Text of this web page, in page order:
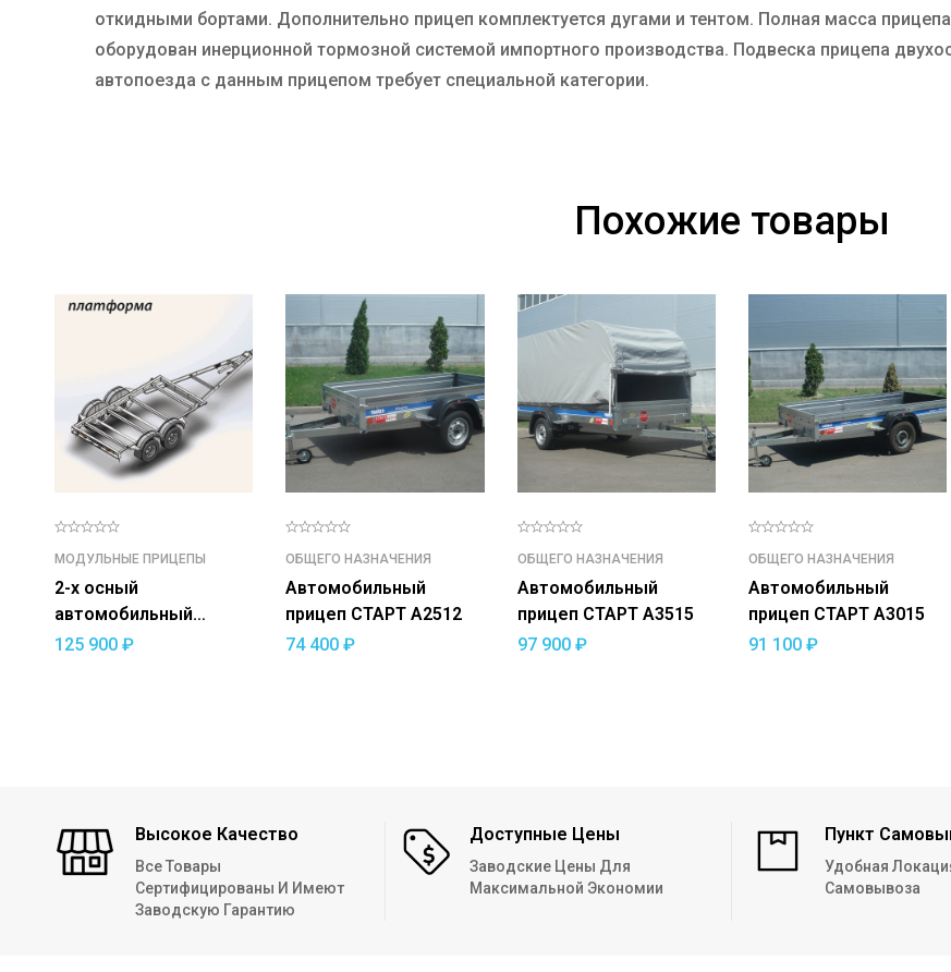
откидными бортами. Дополнительно прицеп комплектуется дугами и тентом. Полная масса
оборудован инерционной тормозной системой импортного производства. Подвеска прицепа
автопоезда с данным прицепом требует специальной категории.
Похожие товары
МОДУЛЬНЫЕ ПРИЦЕПЫ
2-х осный
автомобильный
модульный прицеп
125 900 ₽
ОБЩЕГО НАЗНАЧЕНИЯ
Автомобильный
прицеп СТАРТ A2512
74 400₽
ОБЩЕГО НАЗНАЧЕНИЯ
Автомобильный
прицеп СТАРТ A3515
97 900 ₽
ОБЩЕГО НАЗНАЧЕНИЯ
Автомобильный
прицеп СТАРТ A3015
91 100 ₽
Высокое Качество
Все Товары
Сертифицированы И Имеют
Заводскую Гарантию
Доступные Цены
Заводские Цены Для
Максимальной Экономии
Пункт
Удобная
Самовывоза